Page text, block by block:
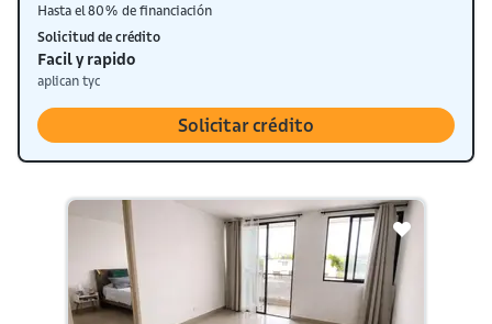
Hasta el 80% de financiación
Solicitud de crédito
Facil y rapido
aplican tyc
Solicitar crédito